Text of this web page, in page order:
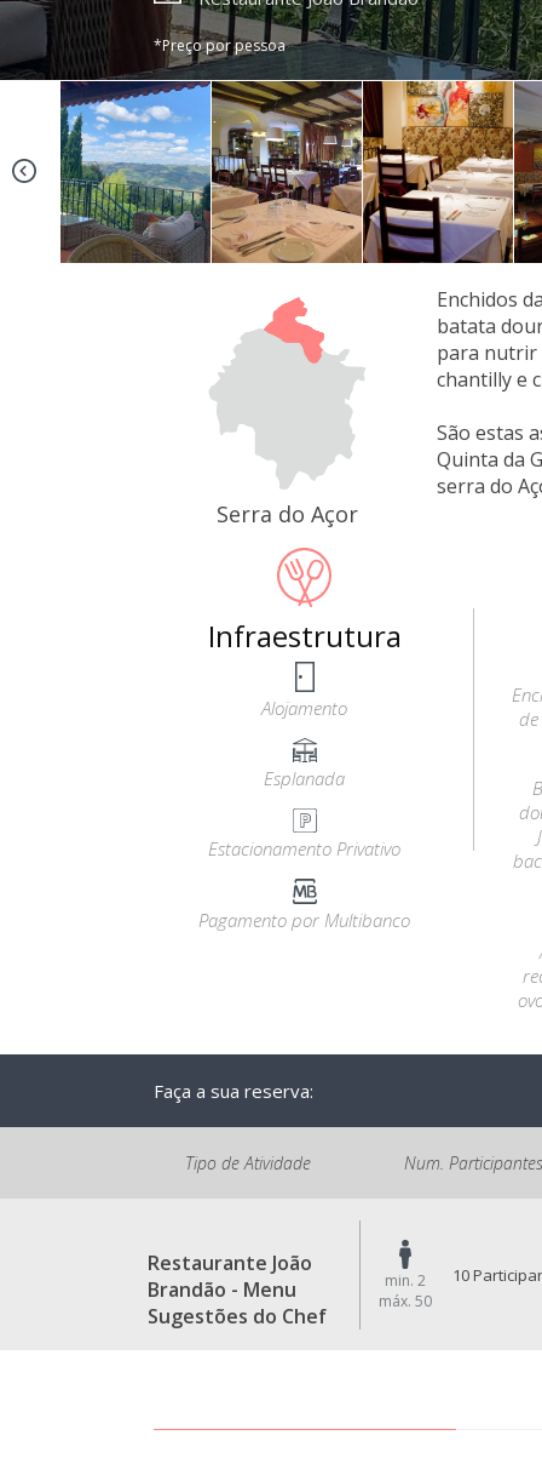
*Preço por pessoa
Serra do Açor
Enchidos
batata
para nutrir
chantilly e
São estas
Quinta da
serra do
Infraestrutura
Alojamento
Esplanada
Estacionamento Privativo
Pagamento por Multibanco
Faça a sua reserva:
Tipo de Atividade Num. Participantes
Restaurante João
Brandão - Menu
Sugestões do Chef
min. 2
máx. 50
10